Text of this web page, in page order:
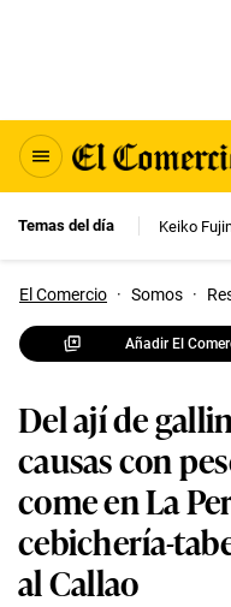
Temas del día Keiko
El Comercio · Somos ·
Añadir El
Del ají de
causas con
come en La
cebichería-
al Callao